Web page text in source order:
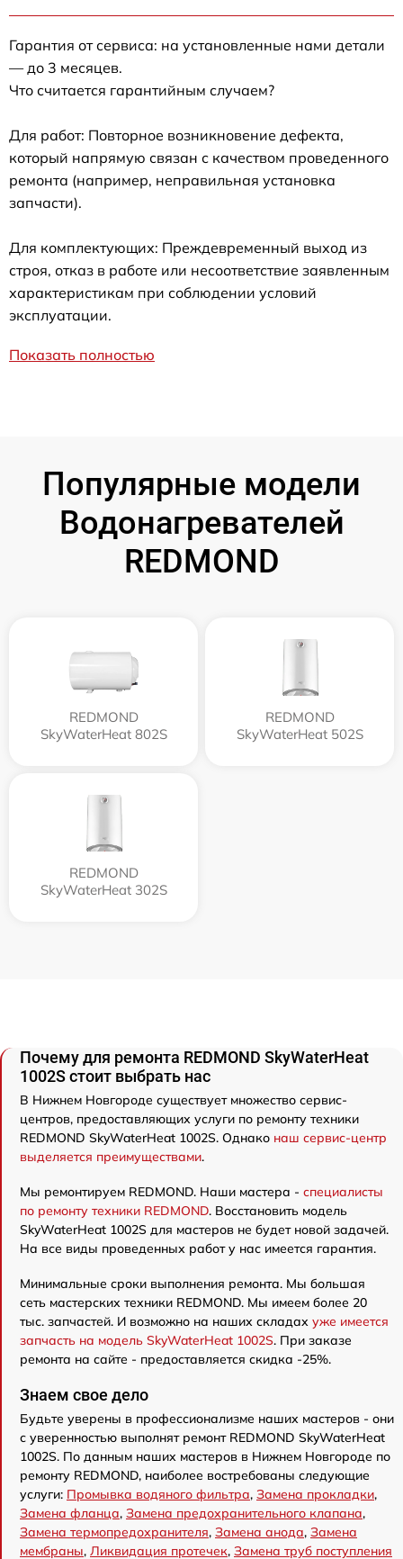
Гарантия от сервиса: на установленные нами детали
— до 3 месяцев.
Что считается гарантийным случаем?
Для работ: Повторное возникновение дефекта,
который напрямую связан с качеством проведенного
ремонта (например, неправильная установка
запчасти).
Для комплектующих: Преждевременный выход из
строя, отказ в работе или несоответствие заявленным
характеристикам при соблюдении условий
эксплуатации.
Показать полностью
Популярные модели
Водонагревателей
REDMOND
REDMOND
SkyWaterHeat 802S
REDMOND
SkyWaterHeat 502S
REDMOND
SkyWaterHeat 302S
Почему для ремонта REDMOND SkyWaterHeat
1002S стоит выбрать нас
В Нижнем Новгороде существует множество сервис-
центров, предоставляющих услуги по ремонту техники
REDMOND SkyWaterHeat 1002S. Однако наш сервис-центр
выделяется преимуществами.
Мы ремонтируем REDMOND. Наши мастера - специалисты
по ремонту техники REDMOND. Восстановить модель
SkyWaterHeat 1002S для мастеров не будет новой задачей.
На все виды проведенных работ у нас имеется гарантия.
Минимальные сроки выполнения ремонта. Мы большая
сеть мастерских техники REDMOND. Мы имеем более 20
тыс. запчастей. И возможно на наших складах уже имеется
запчасть на модель SkyWaterHeat 1002S. При заказе
ремонта на сайте - предоставляется скидка -25%.
Знаем свое дело
Будьте уверены в профессионализме наших мастеров - они
с уверенностью выполнят ремонт REDMOND SkyWaterHeat
1002S. По данным наших мастеров в Нижнем Новгороде по
ремонту REDMOND, наиболее востребованы следующие
услуги: Промывка водяного фильтра, Замена прокладки,
Замена фланца, Замена предохранительного клапана,
Замена термопредохранителя, Замена анода, Замена
мембраны, Ликвидация протечек, Замена труб поступления